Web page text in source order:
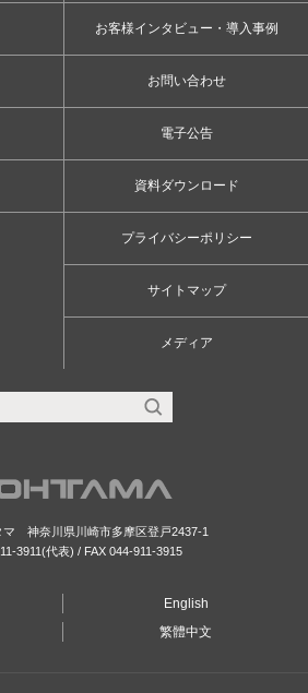
お客様インタビュー・導入事例
お問い合わせ
電子公告
資料ダウンロード
プライバシーポリシー
サイトマップ
メディア
マ 神奈川県川崎市多摩区登戸2437-1
3911 (代表) / FAX 044-911-3915
English
繁體中文